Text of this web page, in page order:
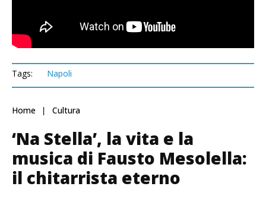
Tags: Napoli
Home Cultura
‘Na Stella’, la vita e la
musica di Fausto Mesolella:
il chitarrista eterno